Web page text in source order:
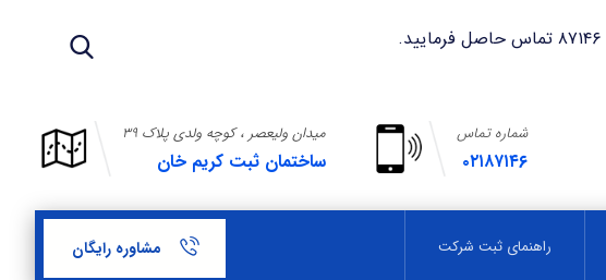
میدان ولیعصر ، کوچه ولدی پلاک ۳۹
ساختمان ثبت کریم خان
شماره تماس
۰۲۱۸۷۱۴۶
راهنمای ثبت شرکت مشاوره رایگان